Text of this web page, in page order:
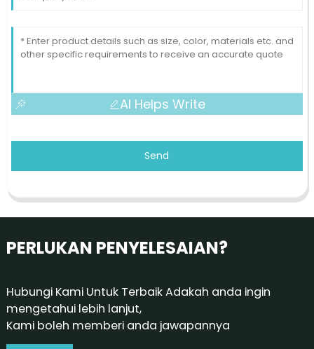
AI Helps Write
Send
PERLUKAN PENYELESAIAN?
Hubungi Kami Untuk Terbaik Adakah anda ingin
mengetahui lebih lanjut,
Kami boleh memberi anda jawapannya